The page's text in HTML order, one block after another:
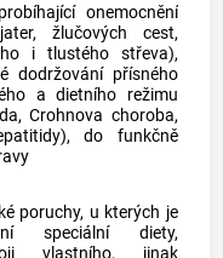
onemocnění
žlučových cest,
i tlustého střeva),
dodržování přísného
a dietního režimu
Crohnova choroba,
do funkčně
poruchy, u kterých je
speciální diety,
vlastního, jinak